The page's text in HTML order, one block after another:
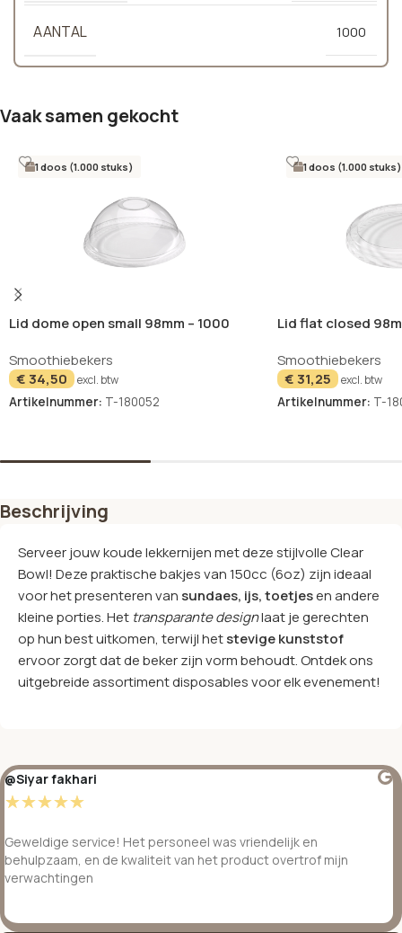
AANTAL 1000
Vaak samen gekocht
1 doos (1.000 stuks)
Lid dome open small 98mm – 1000
Smoothiebekers
€34,50 excl. btw
Artikelnummer: T-180052
1 doos (1.000 stuks)
Lid flat closed
Smoothiebekers
€31,25 excl. btw
Artikelnummer: T-
Beschrijving
Serveer jouw koude lekkernijen met deze stijlvolle Clear
Bowl! Deze praktische bakjes van 150cc (6oz) zijn ideaal
voor het presenteren van sundaes, ijs, toetjesen andere
kleine porties. Het transparante designlaat je gerechten
op hun best uitkomen, terwijl hetstevige kunststof
ervoor zorgt dat de beker zijn vorm behoudt. Ontdek ons
uitgebreide assortiment disposables voor elk evenement!
@Siyar fakhari
☆☆☆☆☆
Geweldige service! Het personeel was vriendelijk en
behulpzaam, en de kwaliteit van het product overtrof mijn
verwachtingen